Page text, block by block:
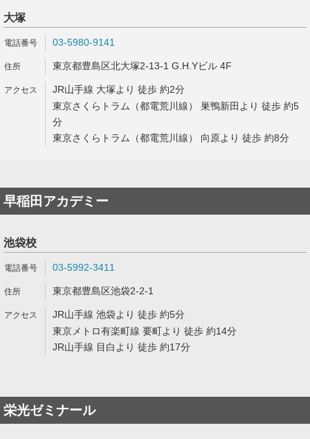
大塚
03-5980-9141
東京都豊島区北大塚2-13-1 G.H.Yビル 4F
JR山手線 大塚より 徒歩 約2分
東京さくらトラム（都電荒川線） 巣鴨新田より 徒歩 約5
分
東京さくらトラム（都電荒川線） 向原より 徒歩 約8分
早稲田アカデミー
池袋校
03-5992-3411
東京都豊島区池袋2-2-1
JR山手線 池袋より 徒歩 約5分
東京メトロ有楽町線 要町より 徒歩 約14分
JR山手線 目白より 徒歩 約17分
栄光ゼミナール